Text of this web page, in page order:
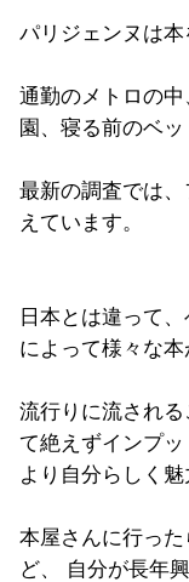
パリジェンヌは本
通勤のメトロの
園、寝る前のベッ
最新の調査では
えています。
日本とは違って
によって様々な本
流行りに流され
て絶えずインプ
より自分らしく
本屋さんに行っ
ど、 自分が長年